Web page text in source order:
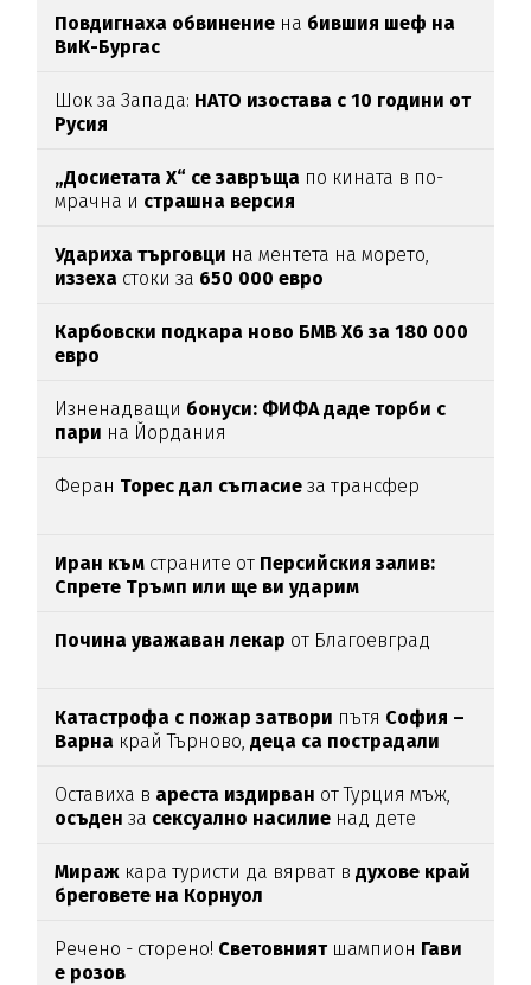
Повдигнаха обвинение на бившия шеф на
ВиК-Бургас
Шок за Запада: НАТО изостава с 10 години от
Русия
„Досиетата Х“ се завръща по кината в по-
мрачна и страшна версия
Удариха търговци на ментета на морето,
иззеха стоки за 650 000 евро
Карбовски подкара ново БМВ Х6 за 180 000
евро
Изненадващи бонуси: ФИФА даде торби с
пари на Йордания
Феран Торес дал съгласиеза трансфер
Иран към страните от Персийския залив:
Спрете Тръмп или ще ви ударим
Почина уважаван лекар от Благоевград
Катастрофа с пожар затвори пътя София –
Варна край Търново,деца са пострадали
Оставиха в ареста издирван от Турция мъж,
осъден за сексуално насилие над дете
Мираж кара туристи да вярват вдухове край
бреговете на Корнуол
Речено - сторено! Световният шампион Гави
е розов